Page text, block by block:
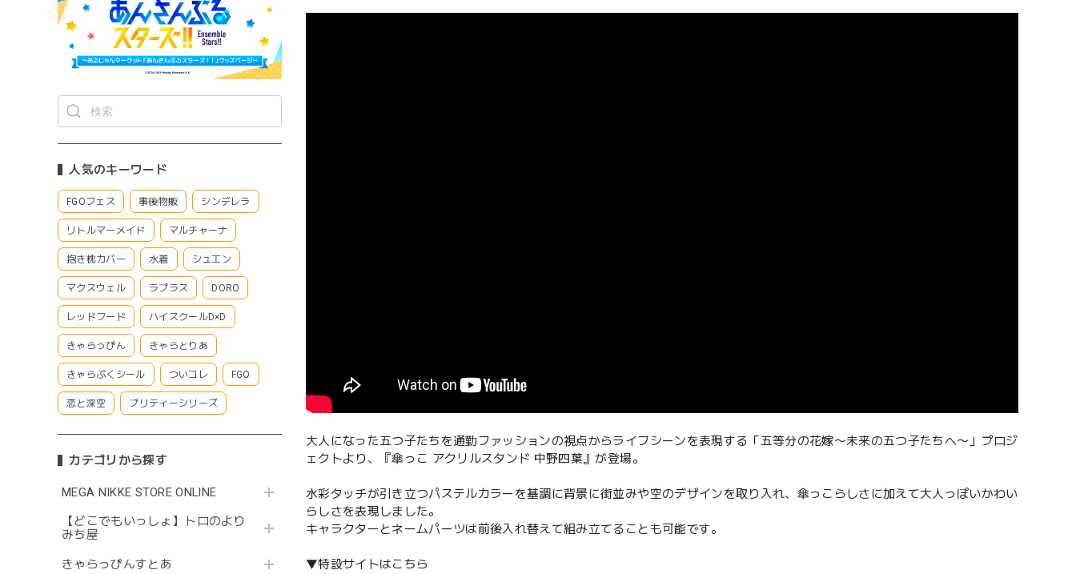
人気のキーワード
FGOフェス 事後物販 シンデレラ
リトルマーメイド マルチャーナ
抱き枕カバー 水着 シュエン
マクスウェル ラプラス DORO
レッドフード ハイスクールD×D
きゃらっぴん きゃらとりあ
きゃらぷくシール ついコレ FGO
恋と深空 プリティーシリーズ
カテゴリから探す
MEGA NIKKE STORE ONLINE
【どこでもいっしょ】トロのより
みち屋
きゃらっぴんすとあ
大人になった五つ子たちを通勤ファッションの視点からライフシーンを表現する「五等分の花嫁〜未来の五つ子たちへ〜」プロジ
ェクトより、『傘っこ アクリルスタンド 中野四葉』が登場。
水彩タッチが引き立つパステルカラーを基調に背景に街並みや空のデザインを取り入れ、傘っこらしさに加えて大人っぽいかわい
らしさを表現しました。
キャラクターとネームパーツは前後入れ替えて組み立てることも可能です。
▼特設サイトはこちら